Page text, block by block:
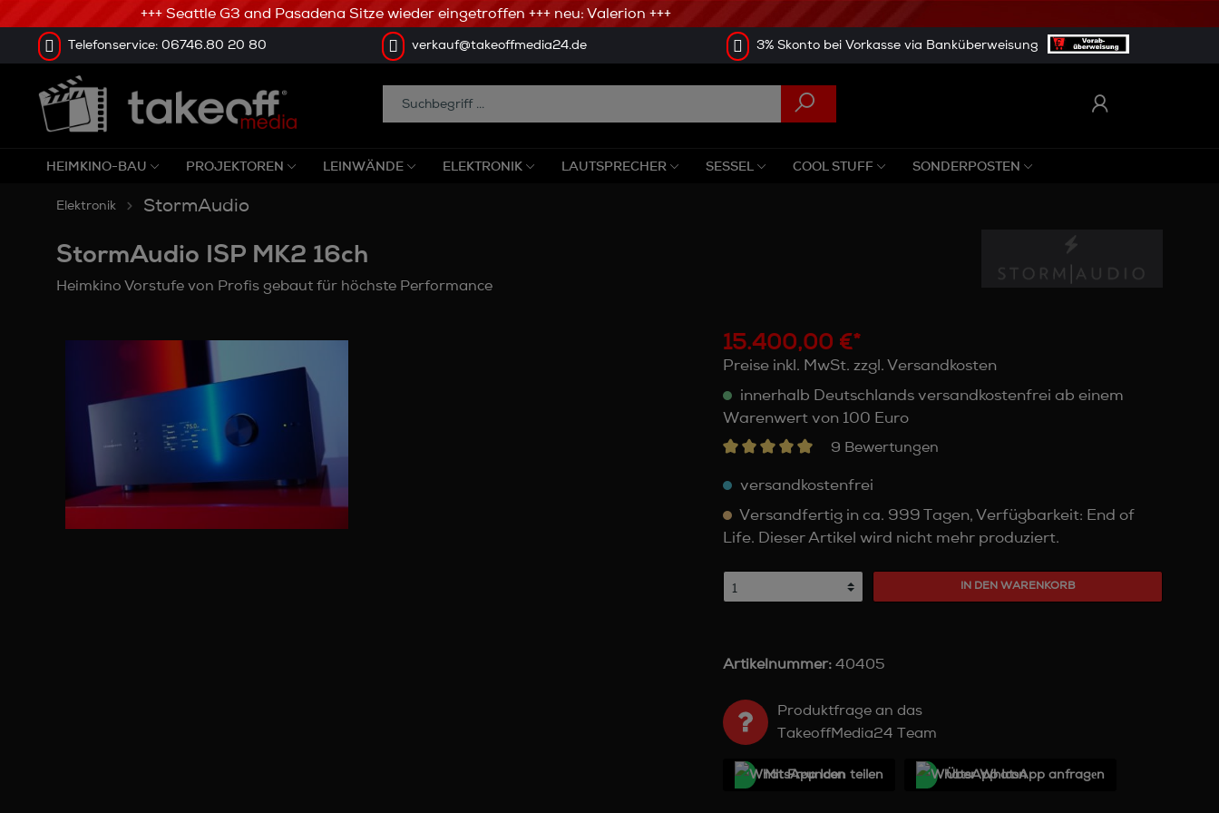
Telefonservice: 06746.80 20 80 verkauf@takeoffmedia24.de 3% Skonto bei Vorkasse via Banküberweisung
+++ Seattle G3 and Pasadena Sitze wieder eingetroffen +++ neu: Valerion +++
HEIMKINO-BAU PROJEKTOREN LEINWÄNDE ELEKTRONIK LAUTSPRECHER SESSEL COOL STUFF SONDERPOSTEN
Elektronik StormAudio
StormAudio ISP MK2 16ch
Heimkino Vorstufe von Profis gebaut für höchste Performance
15.400,00 €*
Preise inkl. MwSt. zzgl. Versandkosten
innerhalb Deutschlands versandkostenfrei ab einem
Warenwert von 100 Euro
9 Bewertungen
versandkostenfrei
Versandfertig in ca. 999 Tagen, Verfügbarkeit: End of
Life. Dieser Artikel wird nicht mehr produziert.
IN DEN WARENKORB
Artikelnummer: 40405
Produktfrage an das
TakeoffMedia24 Team
Mit Frеunden teilen Über WhatѕApp anfragеn